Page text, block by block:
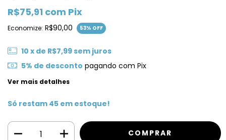
R$75,91 com Pix
Economize: R$90,00 53% OFF
10 x de R$7,99sem juros
5% de desconto pagando com Pix
Ver mais detalhes
Só restam 45 em estoque!